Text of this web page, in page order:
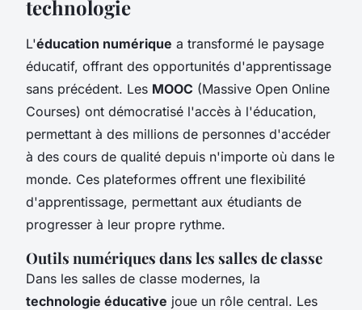
technologie
L'éducation numérique a transformé le paysage
éducatif, offrant des opportunités d'apprentissage
sans précédent. Les MOOC (Massive Open Online
Courses) ont démocratisé l'accès à l'éducation,
permettant à des millions de personnes d'accéder
à des cours de qualité depuis n'importe où dans le
monde. Ces plateformes offrent une flexibilité
d'apprentissage, permettant aux étudiants de
progresser à leur propre rythme.
Outils numériques dans les salles de classe
Dans les salles de classe modernes, la
technologie éducative joue un rôle central. Les